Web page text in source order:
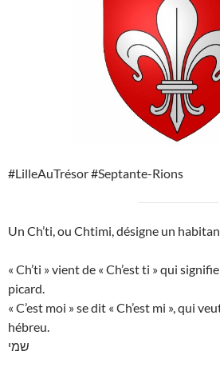
#LilleAuTrésor #Septante-Rions
Un Ch’ti, ou Chtimi, désigne un
« Ch’ti » vient de « Ch’est ti » qui
picard.
« C’est moi » se dit « Ch’est mi », qui
hébreu.
שמי